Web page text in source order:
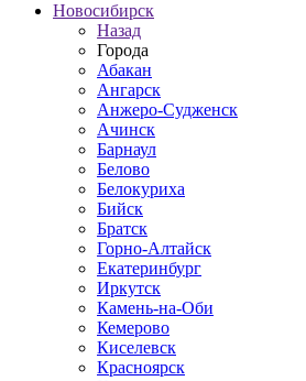
Новосибирск
Назад
Города
Абакан
Ангарск
Анжеро-Судженск
Ачинск
Барнаул
Белово
Белокуриха
Бийск
Братск
Горно-Алтайск
Екатеринбург
Иркутск
Камень-на-Оби
Кемерово
Киселевск
Красноярск